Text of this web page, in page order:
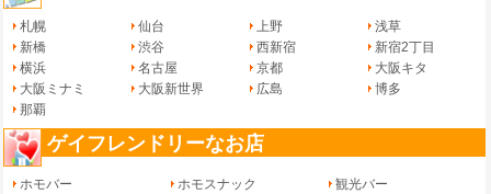
札幌 仙台 上野
浅草
新橋
渋谷 西新宿
新宿2丁目
横浜
名古屋 京都
大阪キタ
大阪ミナミ
大阪新世界 広島
博多
那覇
ゲイフレンドリーなお店
ホモバー ホモスナック
観光バー